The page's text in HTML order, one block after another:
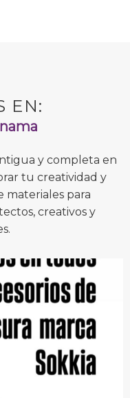
EN:
y completa en
tu creatividad y
para
creativos y